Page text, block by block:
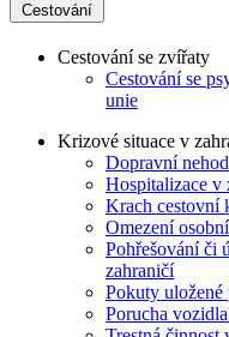
Cestování
Cestování se zvířaty
Cestování se
unie
Krizové situace v
Dopravní
Hospitalizace v
Krach cestovní
Omezení
Pohřešování či
zahraničí
Pokuty uložené
Porucha